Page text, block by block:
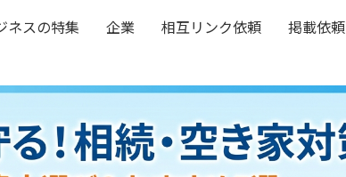
ネスの特集 企業 相互リンク依頼 掲載依頼